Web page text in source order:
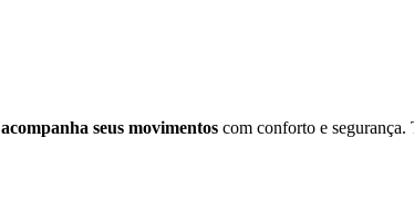
acompanha seus movimentos com conforto e segurança.